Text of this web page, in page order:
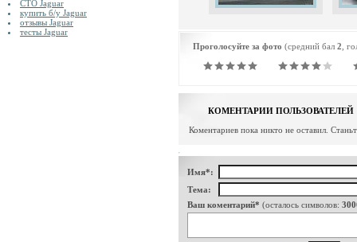
СТО Jaguar
купить б/у Jaguar
отзывы Jaguar
тесты Jaguar
Проголосуйте за фото (средний бал 2 ,
КОМЕНТАРИИ ПОЛЬЗОВАТЕЛЕЙ
Коментариев пока никто не оставил.
Имя*:
Тема:
Ваш коментарий* (осталось символов: